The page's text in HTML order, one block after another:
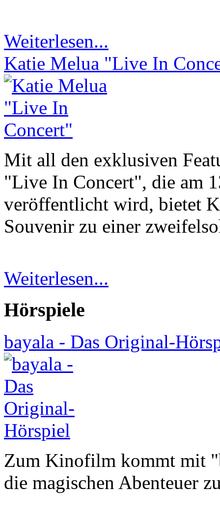
Weiterlesen...
Katie Melua "Live In
Mit all den exklusiven
"Live In Concert", die am
veröffentlicht wird, bietet
Souvenir zu einer
Weiterlesen...
Hörspiele
bayala - Das Original-
Zum Kinofilm kommt mit
die magischen Abenteuer